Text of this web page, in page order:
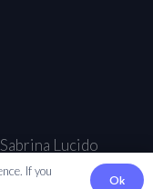
Lucido
If you
Ok